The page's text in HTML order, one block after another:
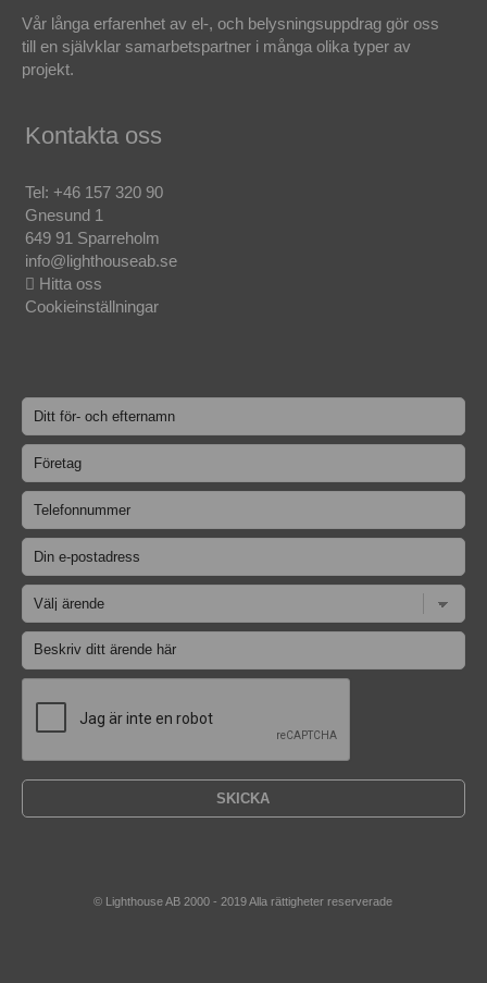
Vår långa erfarenhet av el-, och belysningsuppdrag gör oss
till en självklar samarbetspartner i många olika typer av
projekt.
Kontakta oss
Tel: +46 157 320 90
Gnesund 1
649 91 Sparreholm
info@lighthouseab.se
Hitta oss
Cookieinställningar
© Lighthouse AB 2000 - 2019 Alla rättigheter reserverade